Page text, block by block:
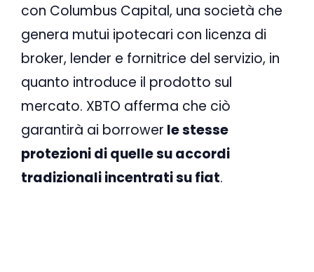
con Columbus Capital, una società che
genera mutui ipotecari con licenza di
broker, lender e fornitrice del servizio, in
quanto introduce il prodotto sul
mercato. XBTO afferma che ciò
garantirà ai borrower le stesse
protezioni di quelle su accordi
tradizionali incentrati su fiat.